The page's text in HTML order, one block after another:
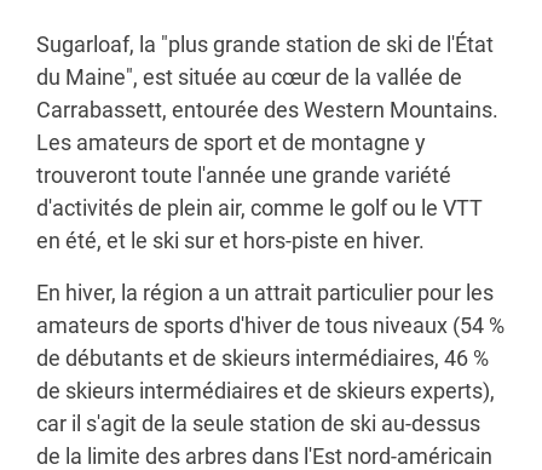
Sugarloaf, la "plus grande station de ski de l'État
du Maine", est située au cœur de la vallée de
Carrabassett, entourée des Western Mountains.
Les amateurs de sport et de montagne y
trouveront toute l'année une grande variété
d'activités de plein air, comme le golf ou le VTT
en été, et le ski sur et hors-piste en hiver.
En hiver, la région a un attrait particulier pour les
amateurs de sports d'hiver de tous niveaux (54 %
de débutants et de skieurs intermédiaires, 46 %
de skieurs intermédiaires et de skieurs experts),
car il s'agit de la seule station de ski au-dessus
de la limite des arbres dans l'Est nord-américain